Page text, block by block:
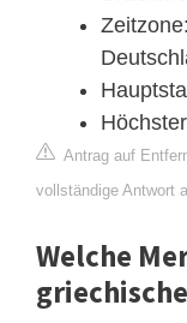
Antrag auf
vollständige Antwort
Welche